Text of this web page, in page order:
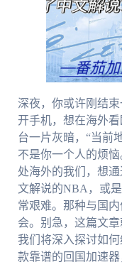
深夜，你或许刚结
开手机，想在海外
台一片灰暗，“当前
不是你一个人的烦
处海外的我们，想
文解说的NBA，或
常艰难。那种与国
会。别急，这篇文
我们将深入探讨如
款靠谱的回国加速